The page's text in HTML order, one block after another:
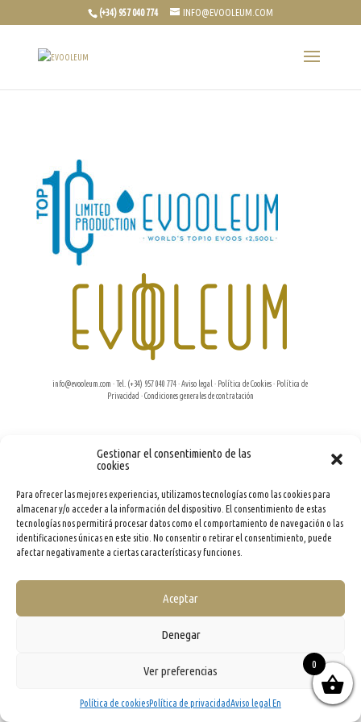
Gestionar el consentimiento de las
cookies
Para ofrecer las mejores experiencias, utilizamos tecnologías como las cookies para
almacenar y/o acceder a la información del dispositivo. El consentimiento de estas
tecnologías nos permitirá procesar datos como el comportamiento de navegación o las
identificaciones únicas en este sitio. No consentir o retirar el consentimiento, puede
afectar negativamente a ciertas características y funciones.
Aceptar
Denegar
Ver preferencias
Política de cookiesPolítica de privacidadAviso legal En
(+34) 957 040 774 INFO@EVOOLEUM.COM
info@evooleum.com · Tel. (+34) 957 040 774 ·Aviso legal · Política de Cookies· Política de
Privacidad ·Condiciones generales de contratación
0